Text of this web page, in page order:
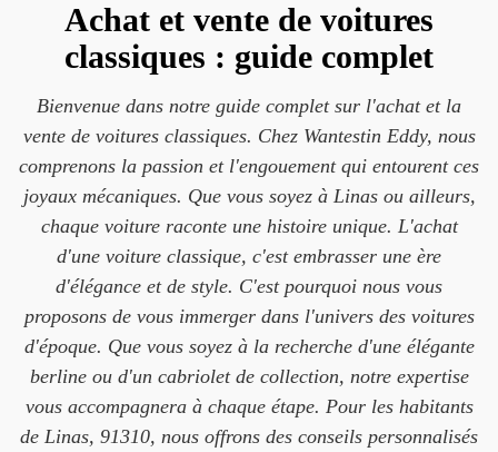
Achat et vente de voitures
classiques : guide complet
Bienvenue dans notre guide complet sur l'achat et la
vente de voitures classiques. Chez Wantestin Eddy, nous
comprenons la passion et l'engouement qui entourent ces
joyaux mécaniques. Que vous soyez à Linas ou ailleurs,
chaque voiture raconte une histoire unique. L'achat
d'une voiture classique, c'est embrasser une ère
d'élégance et de style. C'est pourquoi nous vous
proposons de vous immerger dans l'univers des voitures
d'époque. Que vous soyez à la recherche d'une élégante
berline ou d'un cabriolet de collection, notre expertise
vous accompagnera à chaque étape. Pour les habitants
de Linas, 91310, nous offrons des conseils personnalisés